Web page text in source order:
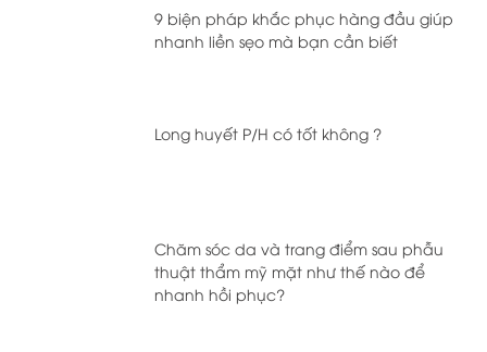
9 biện pháp khắc phục hàng đầu giúp
nhanh liền sẹo mà bạn cần biết
Long huyết P/H có tốt không ?
Chăm sóc da và trang điểm sau phẫu
thuật thẩm mỹ mặt như thế nào để
nhanh hồi phục?